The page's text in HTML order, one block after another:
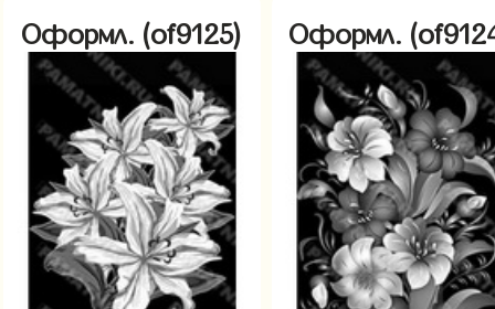
Оформл. (of9125) Оформл.